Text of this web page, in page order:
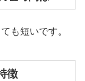
も短いです。
徴